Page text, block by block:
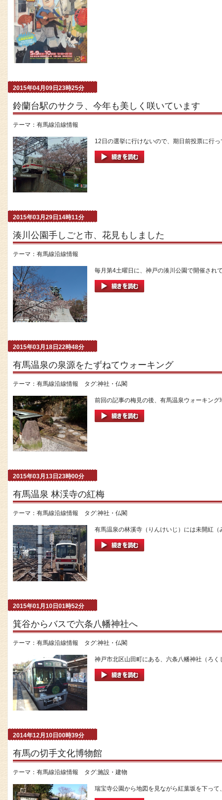
2015年04月09日23時25分
鈴蘭台駅のサクラ、今年も美しく咲いています
テーマ： 有馬線沿線情報
12日の選挙に行けないので、期日前投票に行
2015年03月29日14時11分
湊川公園手しごと市、花見もしました
テーマ： 有馬線沿線情報
毎月第4土曜日に、神戸の湊川公園で開催され
2015年03月18日22時48分
有馬温泉の泉源をたずねてウォーキング
テーマ： 有馬線沿線情報 タグ:神社・仏閣
前回の記事の梅見の後、有馬温泉ウォーキン
2015年03月13日23時00分
有馬温泉 林渓寺の紅梅
テーマ： 有馬線沿線情報 タグ:神社・仏閣
有馬温泉の林溪寺（りんけいじ）には未開紅
2015年01月10日01時52分
箕谷からバスで六条八幡神社へ
テーマ： 有馬線沿線情報 タグ:神社・仏閣
神戸市北区山田町にある、六条八幡神社（ろ
2014年12月10日00時39分
有馬の切手文化博物館
テーマ： 有馬線沿線情報 タグ:施設・建物
瑞宝寺公園から地図を見ながら紅葉坂を下っ